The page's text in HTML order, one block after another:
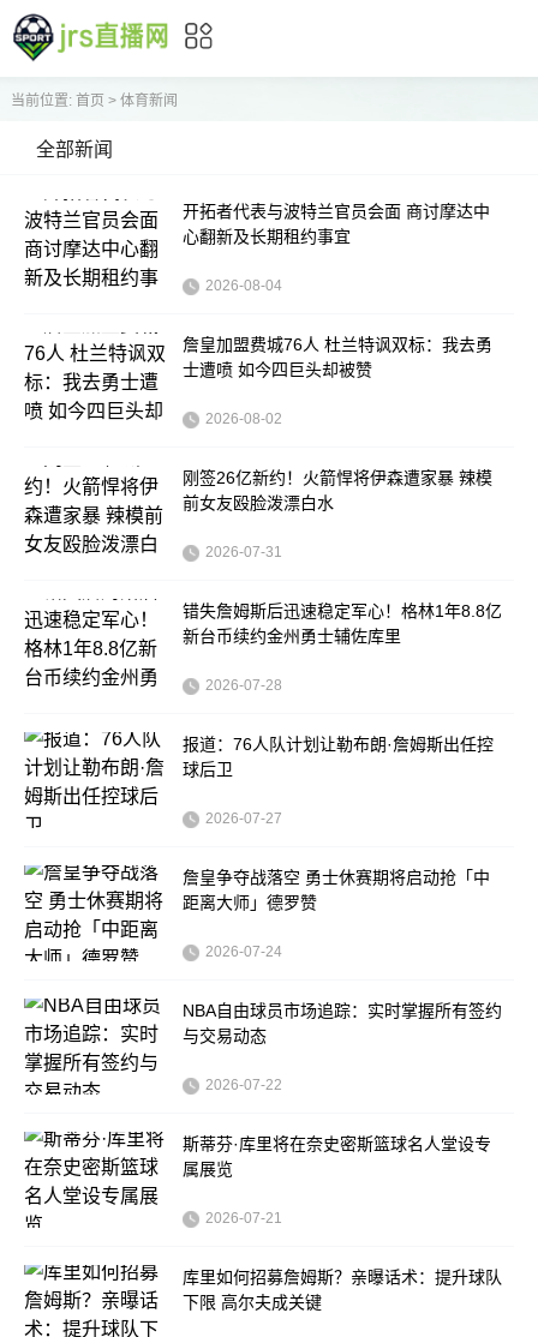
当前位置: 首页 > 体育新闻
全部新闻
开拓者代表与波特兰官员会面 商讨摩达中
心翻新及长期租约事宜
2026-08-04
詹皇加盟费城76人 杜兰特讽双标：我去勇
士遭喷 如今四巨头却被赞
2026-08-02
刚签26亿新约！火箭悍将伊森遭家暴 辣模
前女友殴脸泼漂白水
2026-07-31
错失詹姆斯后迅速稳定军心！格林1年8.8亿
新台币续约金州勇士辅佐库里
2026-07-28
报道：76人队计划让勒布朗·詹姆斯出任控
球后卫
2026-07-27
詹皇争夺战落空 勇士休赛期将启动抢「中
距离大师」德罗赞
2026-07-24
NBA自由球员市场追踪：实时掌握所有签约
与交易动态
2026-07-22
斯蒂芬·库里将在奈史密斯篮球名人堂设专
属展览
2026-07-21
库里如何招募詹姆斯？亲曝话术：提升球队
下限 高尔夫成关键